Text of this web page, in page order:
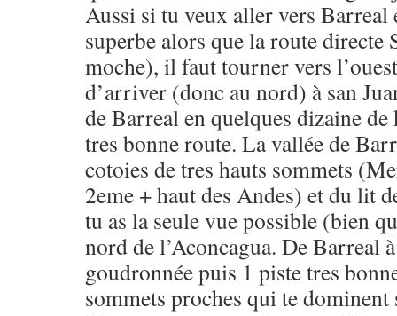
Aussi si tu veux aller vers Barreal
superbe alors que la route directe
moche), il faut tourner vers
d’arriver (donc au nord) à san
de Barreal en quelques dizaine
tres bonne route. La vallée de
cotoies de tres hauts sommets
2eme + haut des Andes) et du lit
tu as la seule vue possible (bien
nord de l’Aconcagua. De Barreal
goudronnée puis 1 piste tres
sommets proches qui te